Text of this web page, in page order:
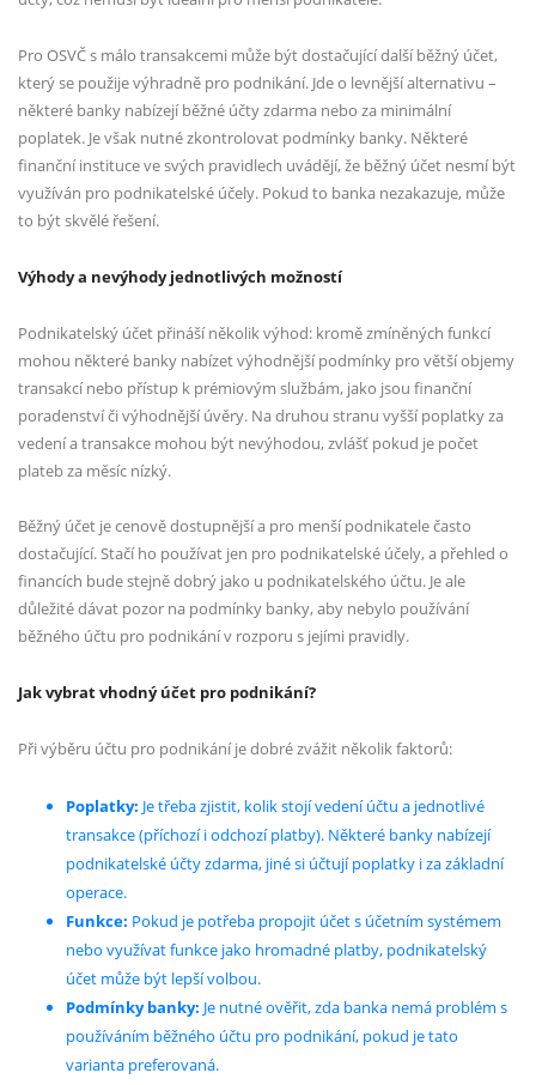
Pro OSVČ s málo transakcemi může být dostačující další běžný účet,
který se použije výhradně pro podnikání. Jde o levnější alternativu –
některé banky nabízejí běžné účty zdarma nebo za minimální
poplatek. Je však nutné zkontrolovat podmínky banky. Některé
finanční instituce ve svých pravidlech uvádějí, že běžný účet nesmí být
využíván pro podnikatelské účely. Pokud to banka nezakazuje, může
to být skvělé řešení.
Výhody a nevýhody jednotlivých možností
Podnikatelský účet přináší několik výhod: kromě zmíněných funkcí
mohou některé banky nabízet výhodnější podmínky pro větší objemy
transakcí nebo přístup k prémiovým službám, jako jsou finanční
poradenství či výhodnější úvěry. Na druhou stranu vyšší poplatky za
vedení a transakce mohou být nevýhodou, zvlášť pokud je počet
plateb za měsíc nízký.
Běžný účet je cenově dostupnější a pro menší podnikatele často
dostačující. Stačí ho používat jen pro podnikatelské účely, a přehled o
financích bude stejně dobrý jako u podnikatelského účtu. Je ale
důležité dávat pozor na podmínky banky, aby nebylo používání
běžného účtu pro podnikání v rozporu s jejími pravidly.
Jak vybrat vhodný účet pro podnikání?
Při výběru účtu pro podnikání je dobré zvážit několik faktorů:
Poplatky: Je třeba zjistit, kolik stojí vedení účtu a jednotlivé
transakce (příchozí i odchozí platby). Některé banky nabízejí
podnikatelské účty zdarma, jiné si účtují poplatky i za základní
operace.
Funkce: Pokud je potřeba propojit účet s účetním systémem
nebo využívat funkce jako hromadné platby, podnikatelský
účet může být lepší volbou.
Podmínky banky: Je nutné ověřit, zda banka nemá problém s
používáním běžného účtu pro podnikání, pokud je tato
varianta preferovaná.